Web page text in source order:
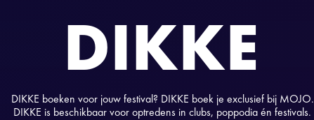
DIKKE
DIKKE boeken voor jouw festival? DIKKE boek je exclusief bij MOJO.
DIKKE is beschikbaar voor optredens in clubs, poppodia én festivals.